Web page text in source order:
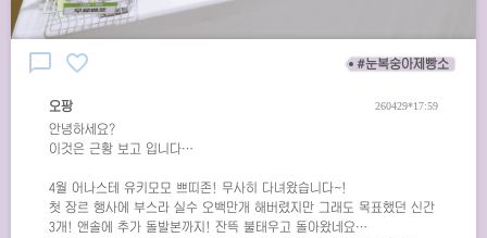
chat_bubble_outline favorite_border #눈복숭아제빵소
오팡 260429*17:59
안녕하세요?
이것은 근황 보고 입니다…
4월 어나스테 유키모모 쁘띠존! 무사히 다녀왔습니다~!
첫 장르 행사에 부스라 실수 오백만개 해버렸지만 그래도 목표했던 신간
3개! 앤솔에 추가 돌발본까지! 잔뜩 불태우고 돌아왔네요…